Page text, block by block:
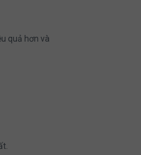
quả hơn và